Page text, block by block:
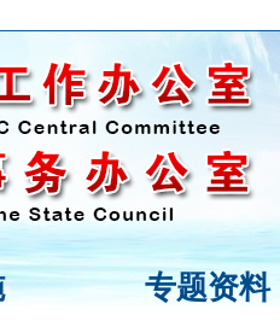
专题资料